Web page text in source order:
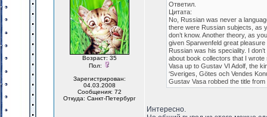
Возраст: 35
Пол:
Зарегистрирован:
04.03.2008
Сообщения: 72
Откуда: Санкт-Петербург
Ответил.
Цитата:
No, Russian was never a
there were Russian subjects, as
don’t know. Another theory, as
given Sparwenfeld great
Russian was his speciality. I
about book collectors that I
Vasa up to Gustav VI Adolf, the
‘Sveriges, Götes och Vendes
Gustav Vasa robbed the title
Интересно.